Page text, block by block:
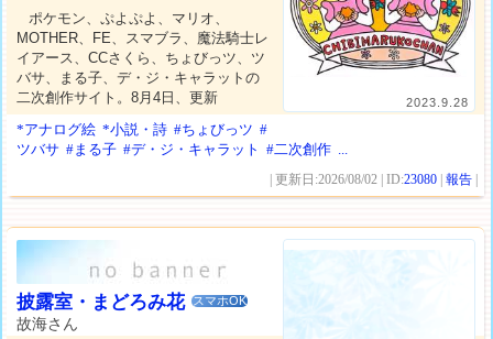
2023.9.28
ポケモン、ぷよぷよ、マリオ、
MOTHER、FE、スマブラ、魔法騎士レ
イアース、CCさくら、ちょびっツ、ツ
バサ、まる子、デ・ジ・キャラットの
二次創作サイト。8月4日、更新
*アナログ絵 *小説・詩 #ちょびっツ #
ツバサ #まる子 #デ・ジ・キャラット #二次創作 ...
| 更新日:2026/08/02 | ID:23080 |報告
披露室・まどろみ花 スマホOK
故海さん